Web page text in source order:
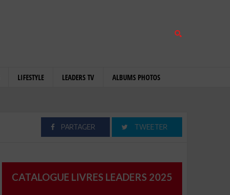
LIFESTYLE LEADERS TV ALBUMS PHOTOS
PARTAGER TWEETER
CATALOGUE LIVRES LEADERS 2025